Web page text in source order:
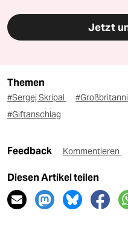
Jetzt
Themen
#Sergej Skripal
#Giftanschlag
Feedback Kommentieren
Diesen Artikel teilen